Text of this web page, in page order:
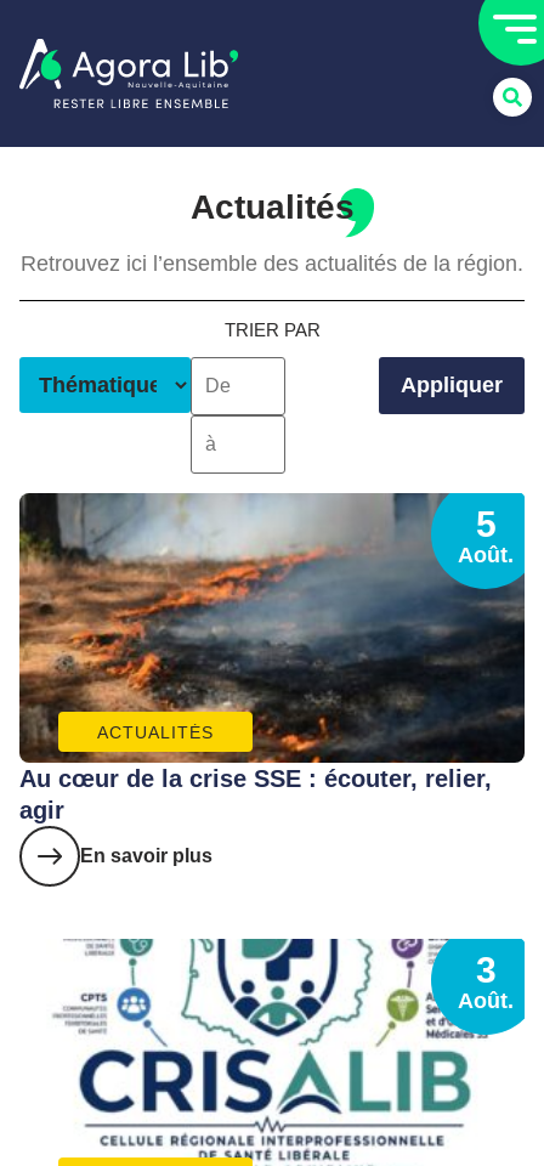
Actualités
Retrouvez ici l’ensemble des actualités de la région.
TRIER PAR
Appliquer
ACTUALITÉS
Au cœur de la crise SSE : écouter, relier,
agir
En savoir plus
5
Août.
3
Août.